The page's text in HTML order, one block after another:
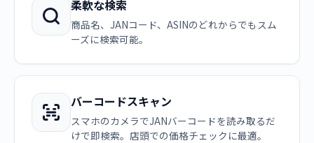
柔軟な検索
商品名、JANコード、ASINのどれからでもスム
ーズに検索可能。
バーコードスキャン
スマホのカメラでJANバーコードを読み取るだ
けで即検索。店頭での価格チェックに最適。